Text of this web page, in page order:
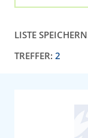
LISTE
TREFFER: 2